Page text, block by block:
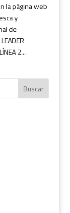
la página web
y
de
2...